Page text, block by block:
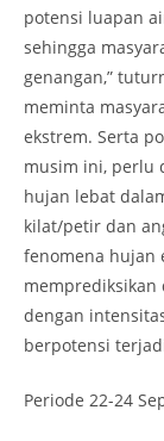
potensi luapan
sehingga
genangan,”
meminta
ekstrem. Serta
musim ini, perlu
hujan lebat
kilat/petir dan
fenomena hujan
memprediksikan
dengan
berpotensi
Periode 22-24